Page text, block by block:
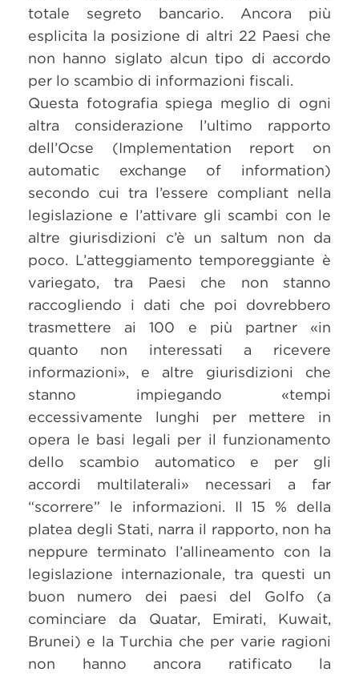
totale segreto bancario. Ancora più
esplicita la posizione di altri 22 Paesi che
non hanno siglato alcun tipo di accordo
per lo scambio di informazioni fiscali.
Questa fotografia spiega meglio di ogni
altra considerazione l’ultimo rapporto
dell’Ocse (Implementation report on
automatic exchange of information)
secondo cui tra l’essere compliant nella
legislazione e l’attivare gli scambi con le
altre giurisdizioni c’è un saltum non da
poco. L’atteggiamento temporeggiante è
variegato, tra Paesi che non stanno
raccogliendo i dati che poi dovrebbero
trasmettere ai 100 e più partner «in
quanto non interessati a ricevere
informazioni», e altre giurisdizioni che
stanno impiegando «tempi
eccessivamente lunghi per mettere in
opera le basi legali per il funzionamento
dello scambio automatico e per gli
accordi multilaterali» necessari a far
“scorrere” le informazioni. Il 15 % della
platea degli Stati, narra il rapporto, non ha
neppure terminato l’allineamento con la
legislazione internazionale, tra questi un
buon numero dei paesi del Golfo (a
cominciare da Quatar, Emirati, Kuwait,
Brunei) e la Turchia che per varie ragioni
non hanno ancora ratificato la